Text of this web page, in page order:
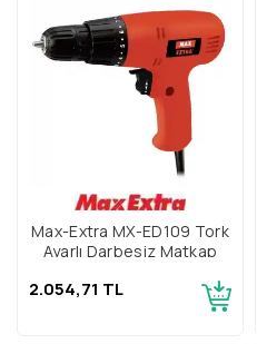
Max-Extra MX-ED109 Tork
Ayarlı Darbesiz Matkap
2.054,71 TL